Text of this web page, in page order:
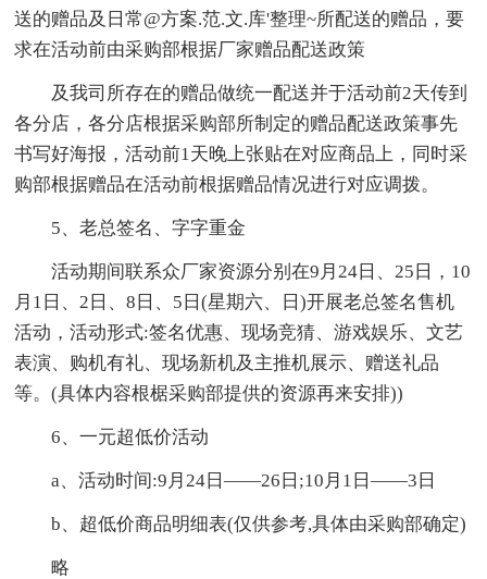
送的赠品及日常@方案.范.文.库'整理~所配送的赠品，要
求在活动前由采购部根据厂家赠品配送政策
及我司所存在的赠品做统一配送并于活动前2天传到
各分店，各分店根据采购部所制定的赠品配送政策事先
书写好海报，活动前1天晚上张贴在对应商品上，同时采
购部根据赠品在活动前根据赠品情况进行对应调拨。
5、老总签名、字字重金
活动期间联系众厂家资源分别在9月24日、25日，10
月1日、2日、8日、5日(星期六、日)开展老总签名售机
活动，活动形式:签名优惠、现场竞猜、游戏娱乐、文艺
表演、购机有礼、现场新机及主推机展示、赠送礼品
等。(具体内容根椐采购部提供的资源再来安排))
6、一元超低价活动
a、活动时间:9月24日——26日;10月1日——3日
b、超低价商品明细表(仅供参考,具体由采购部确定)
略